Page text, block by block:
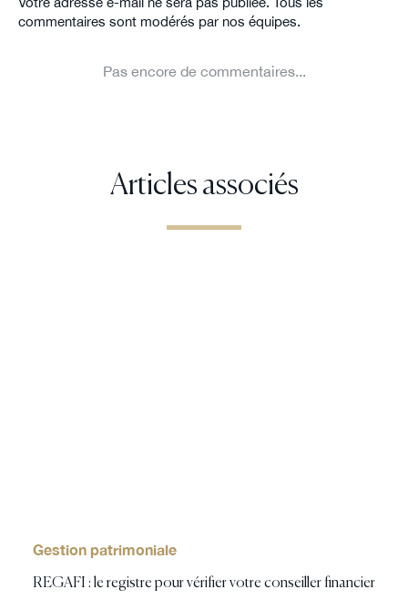
Articles associés
Gestion patrimoniale
REGAFI : le registre pour vérifier votre conseiller financier